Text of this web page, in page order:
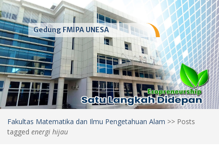
Gedung FMIPA UNESA
Fakultas Matematika dan Ilmu Pengetahuan Alam >> Posts
tagged energi hijau